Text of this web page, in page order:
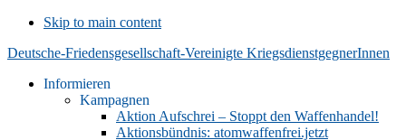
Skip to main content
Deutsche-Friedensgesellschaft-Vereinigte KriegsdienstgegnerInnen
Informieren
Kampagnen
Aktion Aufschrei – Stoppt den Waffenhandel!
Aktionsbündnis: atomwaffenfrei.jetzt